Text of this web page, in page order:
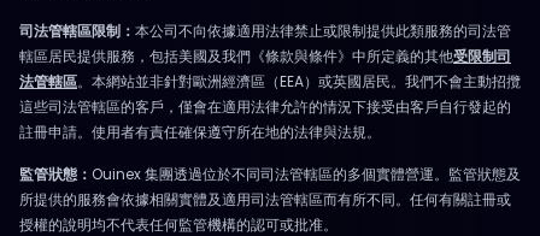
司法管轄區限制： 本公司不向依據適用法律禁止或限制提供此類服務的司法管
轄區居民提供服務，包括美國及我們《條款與條件》中所定義的其他受限制司
法管轄區。本網站並非針對歐洲經濟區（EEA）或英國居民。我們不會主動招攬
這些司法管轄區的客戶，僅會在適用法律允許的情況下接受由客戶自行發起的
註冊申請。使用者有責任確保遵守所在地的法律與法規。
監管狀態： Ouinex 集團透過位於不同司法管轄區的多個實體營運。監管狀態及
所提供的服務會依據相關實體及適用司法管轄區而有所不同。任何有關註冊或
授權的說明均不代表任何監管機構的認可或批准。